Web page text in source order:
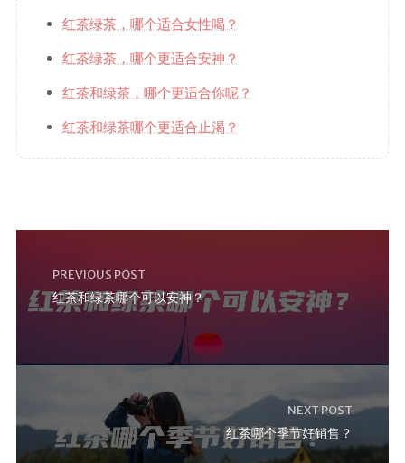
红茶绿茶，哪个适合女性喝？
红茶绿茶，哪个更适合安神？
红茶和绿茶，哪个更适合你呢？
红茶和绿茶哪个更适合止渴？
PREVIOUS POST
红茶和绿茶哪个可以安神？
NEXT POST
红茶哪个季节好销售？